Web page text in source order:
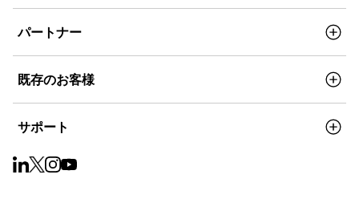
パートナー
既存のお客様
サポート